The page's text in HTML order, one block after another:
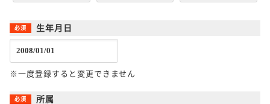
生年月日
※一度登録すると変更できません
所属